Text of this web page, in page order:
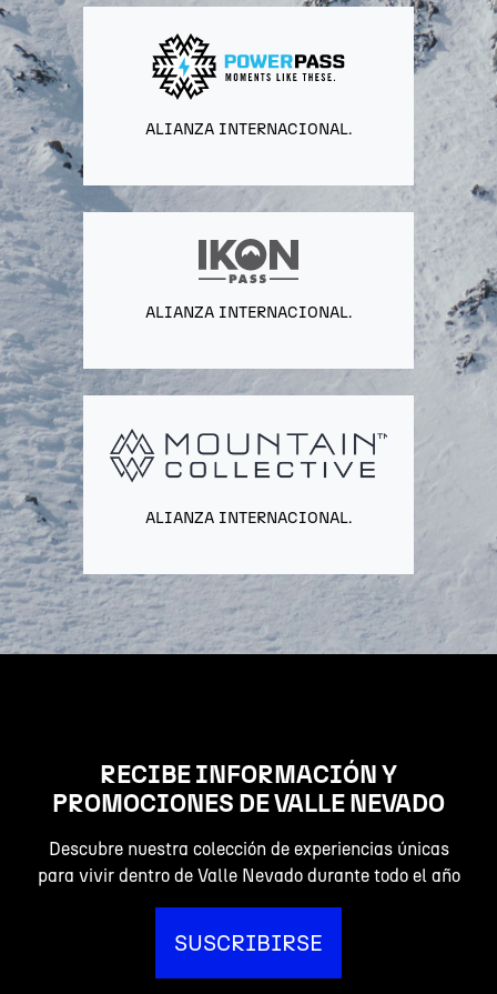
ALIANZA INTERNACIONAL.
ALIANZA INTERNACIONAL.
ALIANZA INTERNACIONAL.
RECIBE INFORMACIÓN Y
PROMOCIONES DE VALLE NEVADO
Descubre nuestra colección de experiencias únicas
para vivir dentro de Valle Nevado durante todo el año
SUSCRIBIRSE